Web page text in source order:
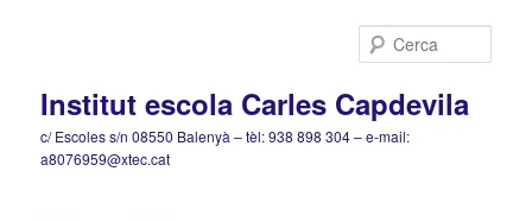
Institut escola Carles Capdevila
c/ Escoles s/n 08550 Balenyà – tèl: 938 898 304 – e-mail:
a8076959@xtec.cat